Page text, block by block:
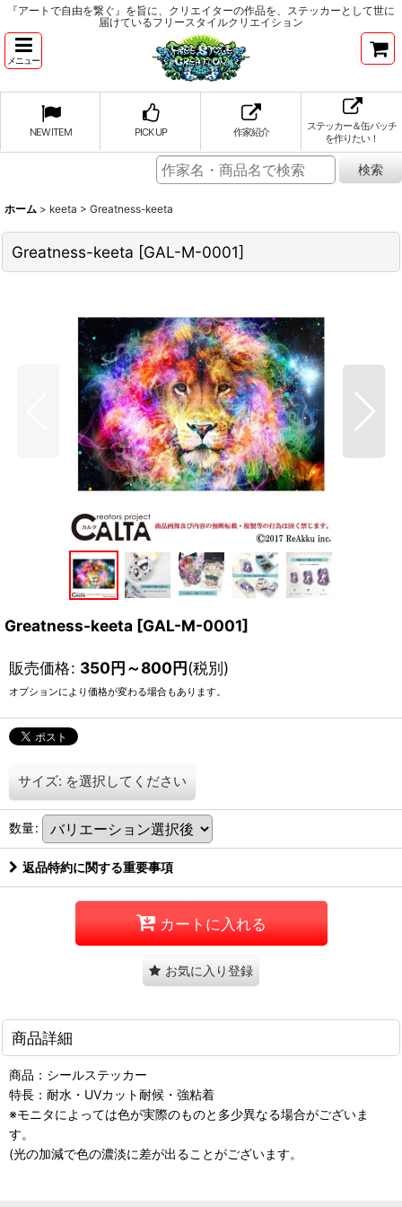
『アートで自由を繋ぐ』を旨に、クリエイターの作品を、ステッカーとして世に
届けているフリースタイルクリエイション
メニュー
NEW ITEM PICK UP 作家紹介
ステッカー＆缶バッチ
を作りたい！
ホーム > keeta > Greatness-keeta
Greatness-keeta [GAL-M-0001]
Greatness-keeta [GAL-M-0001]
販売価格: 350円～800円(税別)
オプションにより価格が変わる場合もあります。
サイズ: を選択してください
数量:
返品特約に関する重要事項
カートに入れる
お気に入り登録
商品詳細
商品：シールステッカー
特長：耐水・UVカット耐候・強粘着
※モニタによっては色が実際のものと多少異なる場合がございま
す。
(光の加減で色の濃淡に差が出ることがございます。